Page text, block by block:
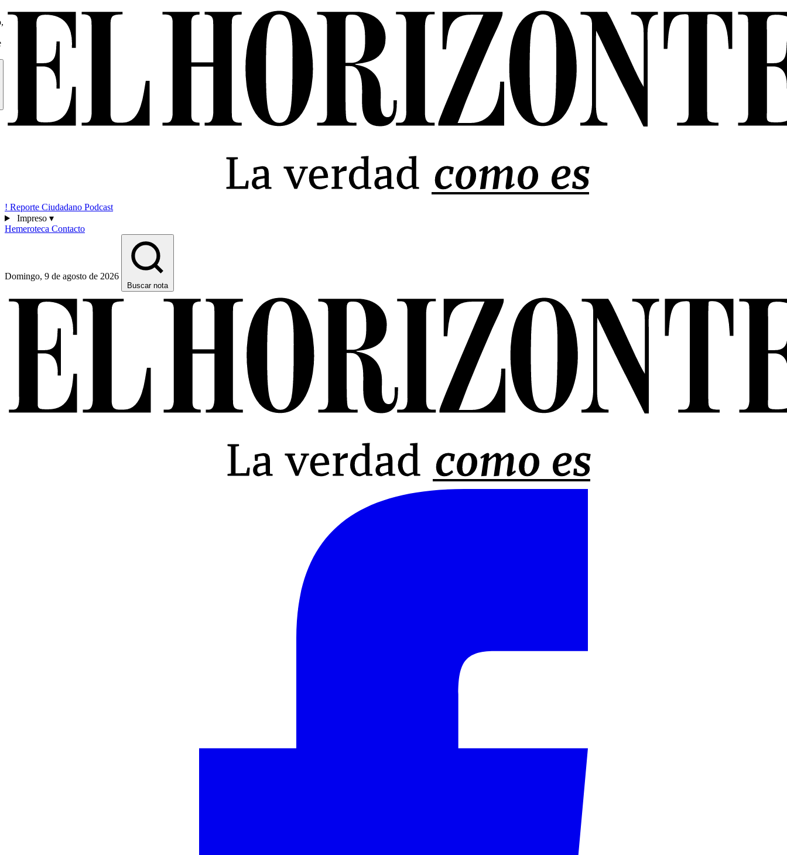
! Reporte Ciudadano Podcast
Impreso ▾
Hemeroteca Contacto
Domingo, 9 de agosto de 2026
Buscar nota